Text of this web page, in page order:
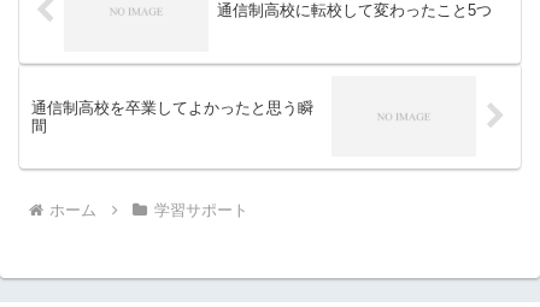
通信制高校に転校して変わったこと5つ
通信制高校を卒業してよかったと思う瞬
間
ホーム 学習サポート